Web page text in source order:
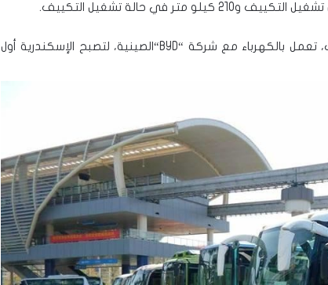
BYD“الصينية، لتصبح الإسكندرية أول